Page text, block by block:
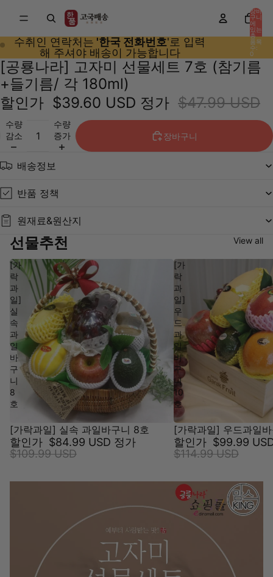
장바
구니
에
있는
총
품목
수:
0
수취인 연락처는 '한국 전화번호'로 입력
해 주셔야 배송이 가능합니다
[공룡나라] 고자미 선물세트 7호 (참기름
+들기름/ 각 180ml)
할인가 $39.60 USD 정가 $47.99 USD
수량
감소
수량
증가
장바구니
배송정보
반품 정책
원재료&원산지
선물추천 View all
[가
락
과
일]
실
속
과
일
바
구
니
8
호
[가락과일] 실속 과일바구니 8호
할인가 $84.99 USD 정가
$109.99 USD
[가
락
과
일]
우
드
과
일
바
구
니
10
호
[가락과일] 우드과일
할인가 $99.99
$114.99 USD